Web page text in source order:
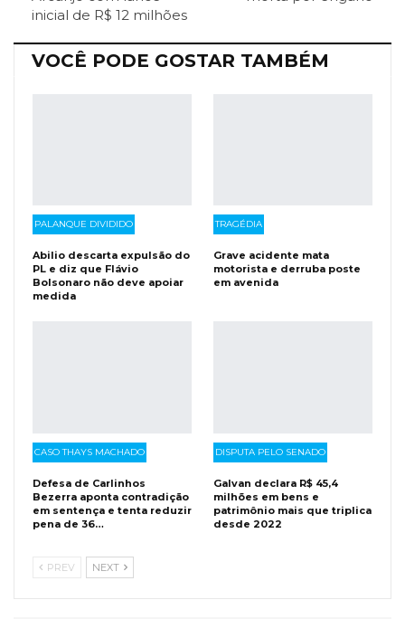
Facebook Messenger
inicial de R$ 12 milhões
VOCÊ PODE GOSTAR TAMBÉM
PALANQUE DIVIDIDO
Abilio descarta expulsão do
PL e diz que Flávio
Bolsonaro não deve apoiar
medida
TRAGÉDIA
Grave acidente mata
motorista e derruba poste
em avenida
CASO THAYS MACHADO
Defesa de Carlinhos
Bezerra aponta contradição
em sentença e tenta reduzir
pena de 36…
DISPUTA PELO SENADO
Galvan declara R$ 45,4
milhões em bens e
patrimônio mais que triplica
desde 2022
PREV NEXT